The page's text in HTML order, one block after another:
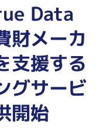
Data
財メーカ
支援する
グサービ
開始